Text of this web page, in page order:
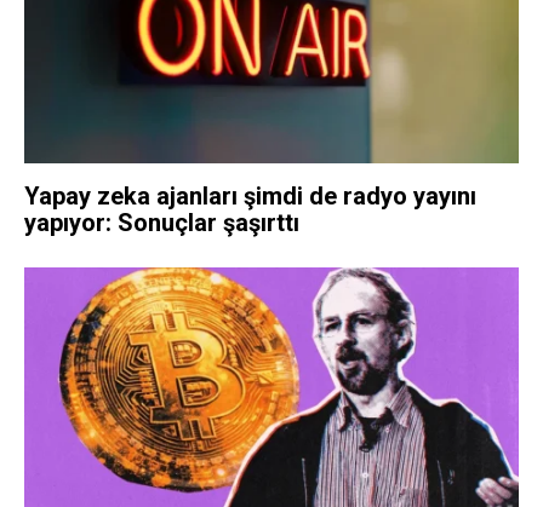
Yapay zeka ajanları şimdi de radyo yayını
yapıyor: Sonuçlar şaşırttı